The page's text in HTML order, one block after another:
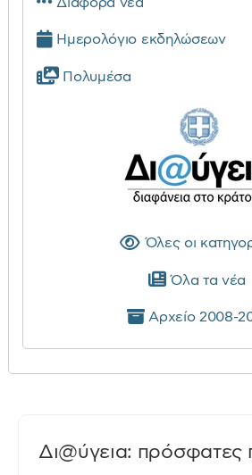
Ημερολόγιο εκδηλώσεων
Πολυμέσα
Όλες οι
Όλα τα νέα
Αρχείο 2008-
Δι@ύγεια: πρόσφατες